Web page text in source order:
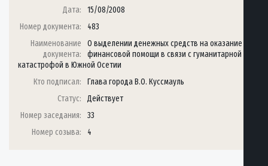
Дата:
15/08/2008
Номер документа:
483
Наименование
документа:
О выделении денежных средств на оказание
финансовой помощи в связи с гуманитарной
катастрофой в Южной Осетии
Кто подписал:
Глава города В.О. Куссмауль
Статус:
Действует
Номер заседания:
33
Номер созыва:
4